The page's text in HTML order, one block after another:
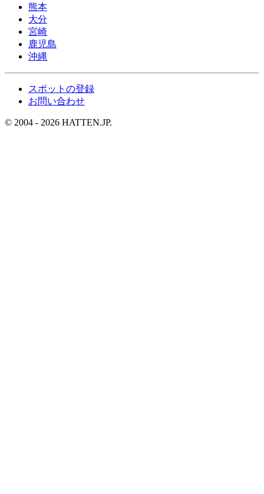
熊本
大分
宮崎
鹿児島
沖縄
スポットの登録
お問い合わせ
© 2004 - 2026 HATTEN.JP.